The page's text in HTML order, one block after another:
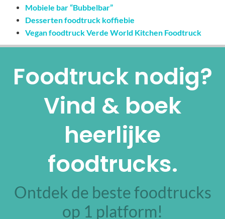
Mobiele bar “Bubbelbar”
Desserten foodtruck koffiebie
Vegan foodtruck Verde World Kitchen Foodtruck
Foodtruck nodig?
Vind & boek
heerlijke
foodtrucks.
Ontdek de beste foodtrucks
op 1 platform!